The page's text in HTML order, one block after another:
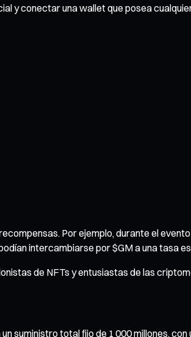
y conectar una wallet que posea
Por ejemplo, durante el
intercambiarse por $GM a una tasa
de NFTs y entusiastas de las
suministro total fijo de 1 000 millones,